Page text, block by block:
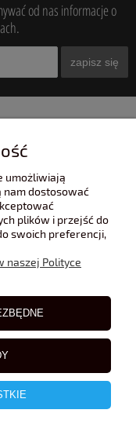
od nas informacje o
zapisz się
umożliwiają
nam dostosować
plików i przejść do
swoich preferencji,
naszej Polityce